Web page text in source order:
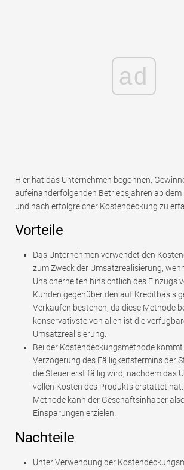
ad
Hier hat das Unternehmen begonnen,
aufeinanderfolgenden Betriebsjahren ab dem
und nach erfolgreicher Kostendeckung zu
Vorteile
Das Unternehmen verwendet den
zum Zweck der Umsatzrealisierung,
Unsicherheiten hinsichtlich des Einzugs
Kunden gegenüber den auf Kreditbasis
Verkäufen bestehen, da diese Methode
konservativste von allen ist die
Umsatzrealisierung.
Bei der Kostendeckungsmethode kommt
Verzögerung des Fälligkeitstermins der
die Steuer erst fällig wird, nachdem das
vollen Kosten des Produkts erstattet
Methode kann der Geschäftsinhaber
Einsparungen erzielen.
Nachteile
Unter Verwendung der